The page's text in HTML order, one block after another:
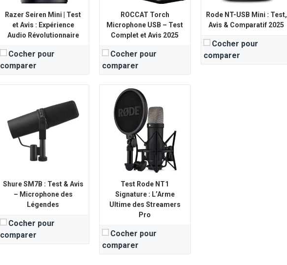
Razer Seiren Mini | Test
et Avis : Expérience
Audio Révolutionnaire
Cocher pour
comparer
ROCCAT Torch
Microphone USB – Test
Complet et Avis 2025
Cocher pour
comparer
Rode NT-USB Mini : Test,
Avis & Comparatif 2025
Cocher pour
comparer
Shure SM7B : Test & Avis
– Microphone des
Légendes
Cocher pour
comparer
Test Rode NT1
Signature : L’Arme
Ultime des Streamers
Pro
Cocher pour
comparer